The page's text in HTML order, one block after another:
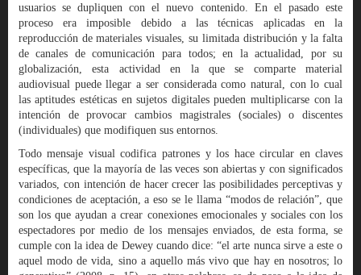
usuarios se dupliquen con el nuevo contenido. En el pasado este
proceso era imposible debido a las técnicas aplicadas en la
reproducción de materiales visuales, su limitada distribución y la falta
de canales de comunicación para todos; en la actualidad, por su
globalización, esta actividad en la que se comparte material
audiovisual puede llegar a ser considerada como natural, con lo cual
las aptitudes estéticas en sujetos digitales pueden multiplicarse con la
intención de provocar cambios magistrales (sociales) o discentes
(individuales) que modifiquen sus entornos.
Todo mensaje visual codifica patrones y los hace circular en claves
específicas, que la mayoría de las veces son abiertas y con significados
variados, con intención de hacer crecer las posibilidades perceptivas y
condiciones de aceptación, a eso se le llama “modos de relación”, que
son los que ayudan a crear conexiones emocionales y sociales con los
espectadores por medio de los mensajes enviados, de esta forma, se
cumple con la idea de Dewey cuando dice: “el arte nunca sirve a este o
aquel modo de vida, sino a aquello más vivo que hay en nosotros; lo